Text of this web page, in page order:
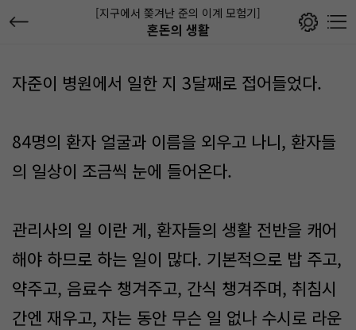
[지구에서 쫒겨난 준의 이계 모험기]
혼돈의 생활
자준이 병원에서 일한 지 3달째로 접어들었다.
84명의 환자 얼굴과 이름을 외우고 나니, 환자들
의 일상이 조금씩 눈에 들어온다.
관리사의 일 이란 게, 환자들의 생활 전반을 캐어
해야 하므로 하는 일이 많다. 기본적으로 밥 주고,
약주고, 음료수 챙겨주고, 간식 챙겨주며, 취침시
간엔 재우고, 자는 동안 무슨 일 없나 수시로 라운